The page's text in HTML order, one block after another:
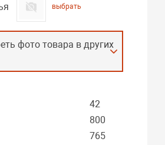
выбрать
фото товара в других
42
800
765